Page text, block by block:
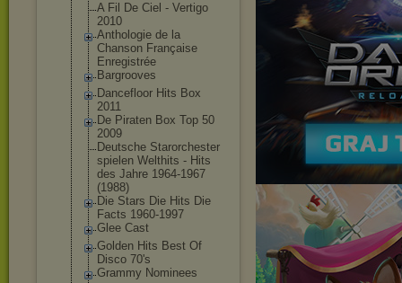
A Fil De Ciel - Vertigo
2010
Anthologie de la
Chanson Française
Enregistrée
Bargrooves
Dancefloor Hits Box
2011
De Piraten Box Top 50
2009
Deutsche Starorchester
spielen Welthits - Hits
des Jahre 1964-1967
(1988)
Die Stars Die Hits Die
Facts 1960-1997
Glee Cast
Golden Hits Best Of
Disco 70's
Grammy Nominees